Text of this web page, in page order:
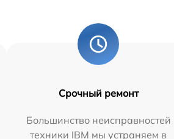
Срочный ремонт
Большинство неисправностей
техники IBM мы устраняем в